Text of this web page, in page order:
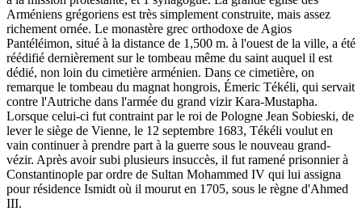
Arméniens grégoriens est très simplement construite, mais assez
richement ornée. Le monastère grec orthodoxe de Agios
Pantéléimon, situé à la distance de 1,500 m. à l'ouest de la ville, a été
réédifié dernièrement sur le tombeau même du saint auquel il est
dédié, non loin du cimetière arménien. Dans ce cimetière, on
remarque le tombeau du magnat hongrois, Émeric Tékéli, qui servait
contre l'Autriche dans l'armée du grand vizir Kara-Mustapha.
Lorsque celui-ci fut contraint par le roi de Pologne Jean Sobieski, de
lever le siège de Vienne, le 12 septembre 1683, Tékéli voulut en
vain continuer à prendre part à la guerre sous le nouveau grand-
vézir. Après avoir subi plusieurs insuccès, il fut ramené prisonnier à
Constantinople par ordre de Sultan Mohammed IV qui lui assigna
pour résidence Ismidt où il mourut en 1705, sous le règne d'Ahmed
III.